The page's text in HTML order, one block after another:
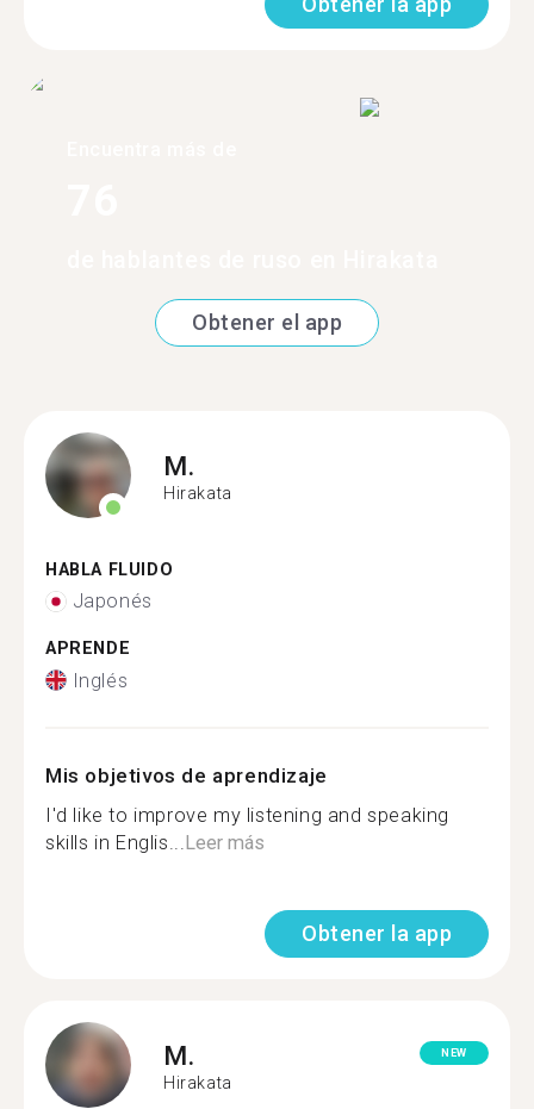
Obtener el app
M.
Hirakata
HABLA FLUIDO
Japonés
APRENDE
Inglés
Mis objetivos de aprendizaje
I'd like to improve my listening and speaking
skills in Englis... Leer más
Obtener la app
M.
Hirakata
NEW